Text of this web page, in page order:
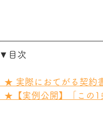
▼目次
★ 実際におてがる契約
★【実例公開】「この1